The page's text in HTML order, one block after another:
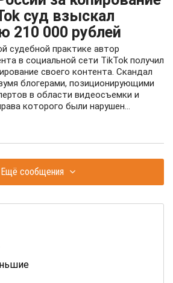
суд взыскал
210 000 рублей
судебной практике автор
в социальной сети TikTok получил
своего контента. Скандал
блогерами, позиционирующими
в области видеосъемки и
которого были нарушен...
Ещё сообщения